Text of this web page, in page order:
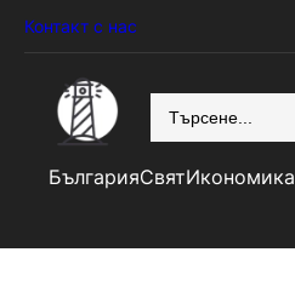
Контакт с нас
БългарияСвятИкономика